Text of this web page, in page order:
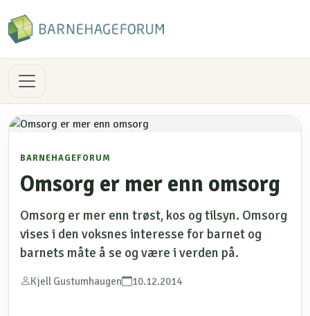
BARNEHAGEFORUM
Omsorg er mer enn omsorg
Omsorg er mer enn trøst, kos og tilsyn. Omsorg
vises i den voksnes interesse for barnet og
barnets måte å se og være i verden på.
Kjell Gustumhaugen 10.12.2014